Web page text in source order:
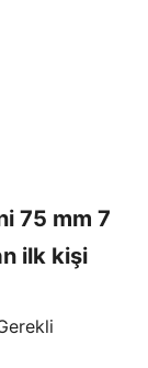
75 mm 7
ilk kişi